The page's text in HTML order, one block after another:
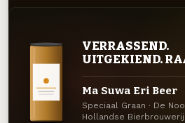
VERRASSEND.
UITGEKIEND.
Ma Suwa Eri Beer
Speciaal Graan · De
Hollandse Bierbrouwerij